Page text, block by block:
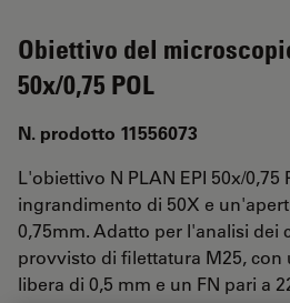
Obiettivo del
50x/0,75 POL
N. prodotto 11556073
L'obiettivo N PLAN EPI 50x/0,75
ingrandimento di 50X e
0,75mm. Adatto per l'analisi dei
provvisto di filettatura M25, con
libera di 0,5 mm e un FN pari a